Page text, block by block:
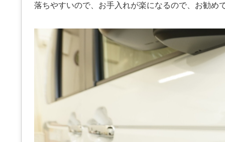
落ちやすいので、お手入れが楽になるので、お勧め